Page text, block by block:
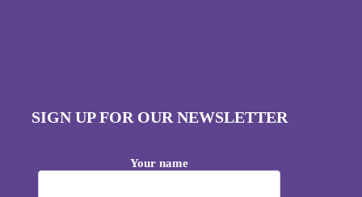
SIGN UP FOR OUR NEWSLETTER
Your name